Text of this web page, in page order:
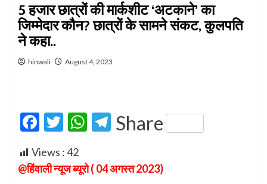
5 हजार छात्रों की मार्कशीट ‘अटकाने’ का
जिम्मेदार कौन? छात्रों के सामने संकट, कुलपति
ने कहा..
hinwali August 4, 2023
Facebook
Twitter
WhatsApp
Telegram
Share
Views :42
@हिंवाली न्यूज ब्यूरो ( 04 अगस्त 2023)